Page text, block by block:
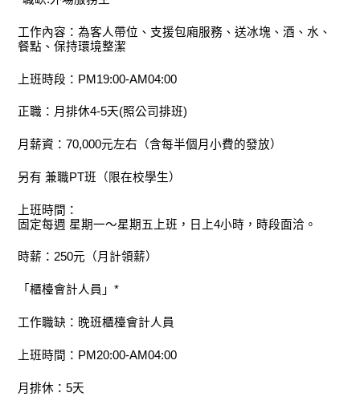
工作內容：為客人帶位、支援包廂服務、送冰塊、酒、水、
餐點、保持環境整潔
上班時段：PM19:00-AM04:00
正職：月排休4-5天(照公司排班)
月薪資：70,000元左右（含每半個月小費的發放）
另有 兼職PT班（限在校學生）
上班時間：
固定每週 星期一～星期五上班，日上4小時，時段面洽。
時薪：250元（月計領薪）
「櫃檯會計人員」*
工作職缺：晚班櫃檯會計人員
上班時間：PM20:00-AM04:00
月排休：5天